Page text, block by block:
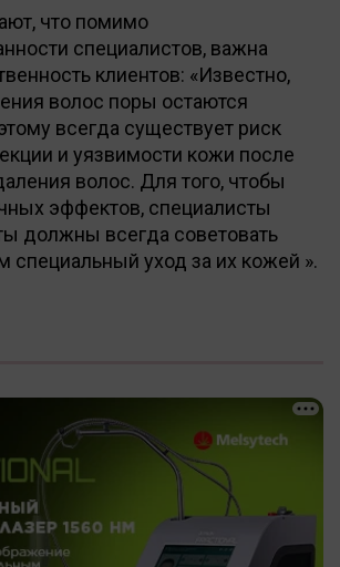
что помимо
специалистов, важна
клиентов: «Известно,
волос поры остаются
всегда существует риск
и уязвимости кожи после
волос. Для того, чтобы
эффектов, специалисты
должны всегда советовать
специальный уход за их кожей ».